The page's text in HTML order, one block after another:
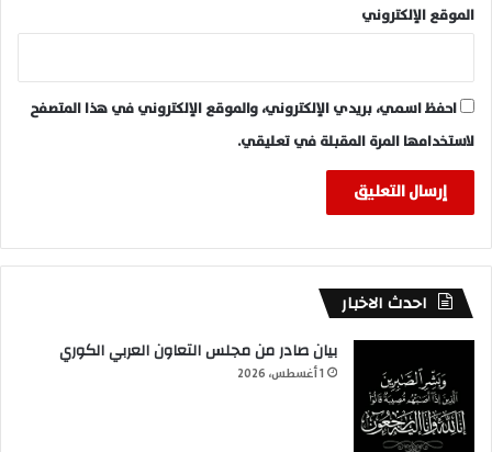
الموقع الإلكتروني
احفظ اسمي، بريدي الإلكتروني، والموقع الإلكتروني في هذا المتصفح
لاستخدامها المرة المقبلة في تعليقي.
احدث الاخبار
بيان صادر من مجلس التعاون العربي الكوري
1 أغسطس، 2026